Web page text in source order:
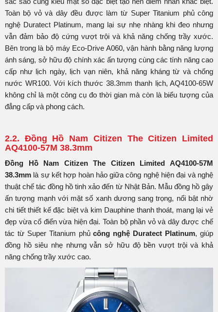
Toàn bộ vỏ và dây đều được làm từ Super Titanium phủ công
nghệ Duratect Platinum, mang lại sự nhẹ nhàng khi đeo nhưng
vẫn đảm bảo độ cứng vượt trội và khả năng chống trầy xước.
Bên trong là bộ máy Eco-Drive A060, vận hành bằng năng lượng
ánh sáng, sở hữu độ chính xác ấn tượng cùng các tính năng cao
cấp như lịch ngày, lịch vạn niên, khả năng kháng từ và chống
nước WR100. Với kích thước 38.3mm thanh lịch, AQ4100-65W
không chỉ là một công cụ đo thời gian mà còn là biểu tượng của
đẳng cấp và phong cách.
2.2. Đồng Hồ Nam Citizen The Citizen Limited
AQ4100-57M 38.3mm
Đồng Hồ Nam Citizen The Citizen Limited AQ4100-57M
38.3mm là sự kết hợp hoàn hảo giữa công nghệ hiện đại và nghệ
thuật chế tác đồng hồ tinh xảo đến từ Nhật Bản. Mẫu đồng hồ gây
ấn tượng mạnh với mặt số xanh dương sang trọng, nổi bật nhờ
chi tiết thiết kế đặc biệt và kim Dauphine thanh thoát, mang lại vẻ
đẹp vừa cổ điển vừa hiện đại. Toàn bộ phần vỏ và dây được chế
tác từ Super Titanium phủcông nghệ Duratect Platinum, giúp
đồng hồ siêu nhẹ nhưng vẫn sở hữu độ bền vượt trội và khả
năng chống trầy xước cao.